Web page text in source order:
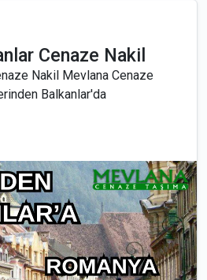
Cenaze Nakil
Nakil Mevlana Cenaze
Balkanlar'da